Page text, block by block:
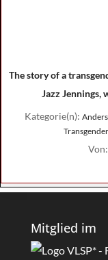
The story of a
Jazz Jennings,
Kategorie(n):
Transgender
Von:
Mitglied im